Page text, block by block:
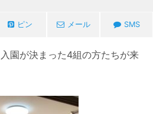
ピン メール SMS
園が決まった4組の方たちが来